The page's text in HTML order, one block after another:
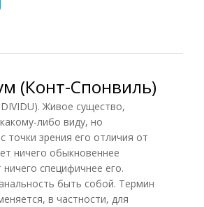
(Конт-Спонвиль)
Живое существо,
либо виду, но
точки зрения его отличия от
ничего обыкновеннее
специфичнее его.
быть собой. Термин
в частности, для